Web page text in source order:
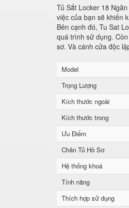
Tủ Sắt Locker 18
việc của bạn sẽ khiến
Bên cạnh đó, Tu Sat
quá trình sử dụng.
sơ. Và cánh cửa độc
Model
Trọng Lượng
Kích thước ngoài
Kích thước trong
Ưu Điểm
Chân Tủ Hồ Sơ
Hệ thống khoá
Tính năng
Thích hợp sử dụng